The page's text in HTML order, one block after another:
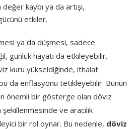
kaybı ya da artışı,
etkiler.
ya da düşmesi, sadece
günlük hayatı da etkileyebilir.
kuru yükseldiğinde, ithalat
da enflasyonu tetikleyebilir. Bunun
önemli bir gösterge olan döviz
şekillenmesinde ve aracılık
bir rol oynar. Bu nedenle, döviz